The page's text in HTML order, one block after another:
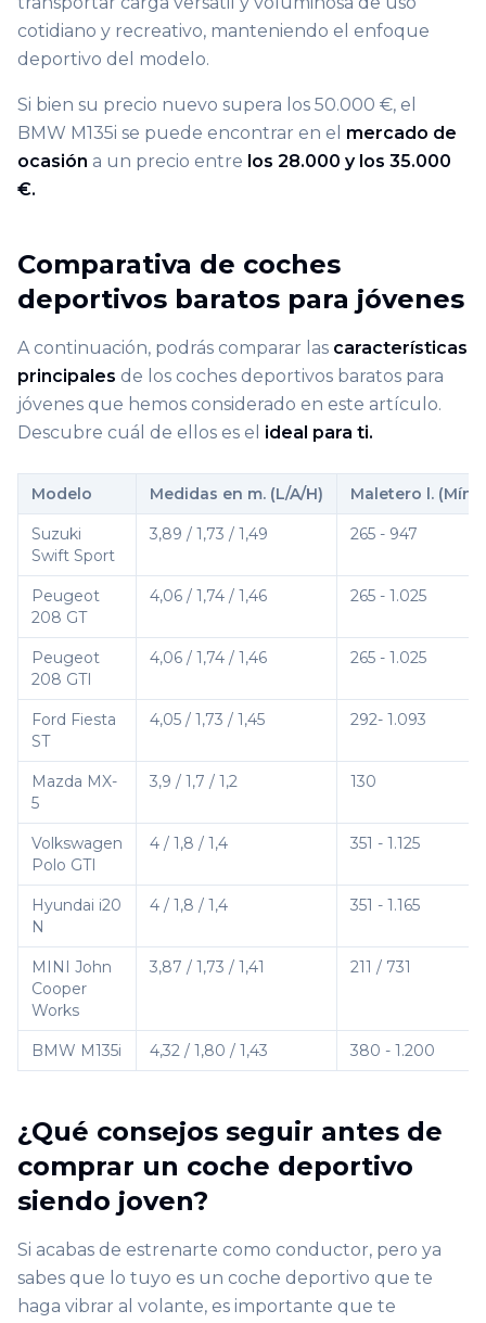
cotidiano y recreativo, manteniendo el enfoque
deportivo del modelo.
Si bien su precio nuevo supera los 50.000 €, el
BMW M135i se puede encontrar en el mercado de
ocasión a un precio entre los 28.000 y los 35.000
€.
Comparativa de coches
deportivos baratos para jóvenes
A continuación, podrás comparar las características
principales de los coches deportivos baratos para
jóvenes que hemos considerado en este artículo.
Descubre cuál de ellos es el ideal para ti.
Modelo Medidas en m. (L/A/H) Maletero l. (Mín.
Suzuki
Swift Sport
3,89 / 1,73 / 1,49 265 - 947
Peugeot
208 GT
4,06 / 1,74 / 1,46 265 - 1.025
Peugeot
208 GTI
4,06 / 1,74 / 1,46 265 - 1.025
Ford Fiesta
ST
4,05 / 1,73 / 1,45 292- 1.093
Mazda MX-
5
3,9 / 1,7 / 1,2 130
Volkswagen
Polo GTI
4 / 1,8 / 1,4 351 - 1.125
Hyundai i20
N
4 / 1,8 / 1,4 351 - 1.165
MINI John
Cooper
Works
3,87 / 1,73 / 1,41 211 / 731
BMW M135i 4,32 / 1,80 / 1,43 380 - 1.200
¿Qué consejos seguir antes de
comprar un coche deportivo
siendo joven?
Si acabas de estrenarte como conductor, pero ya
sabes que lo tuyo es un coche deportivo que te
haga vibrar al volante, es importante que te